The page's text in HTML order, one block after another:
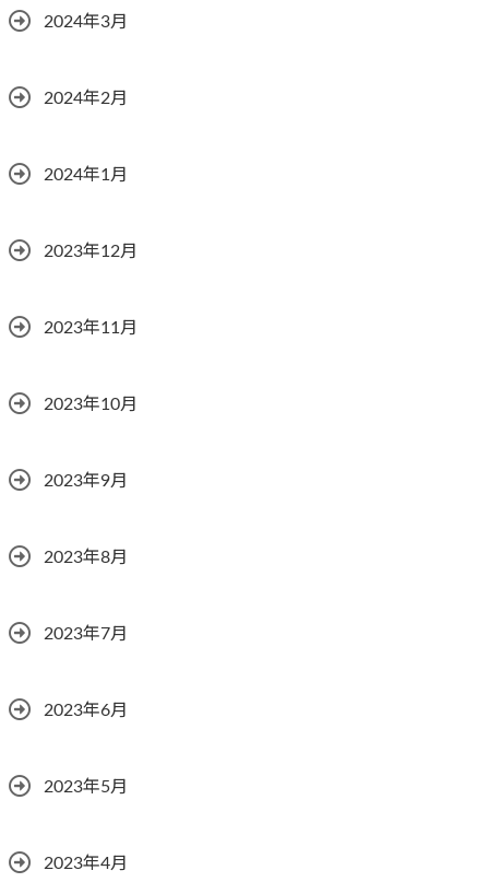
2024年3月
2024年2月
2024年1月
2023年12月
2023年11月
2023年10月
2023年9月
2023年8月
2023年7月
2023年6月
2023年5月
2023年4月